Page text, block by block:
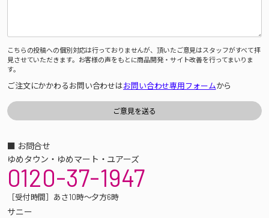
こちらの投稿への個別対応は行っておりませんが、頂いたご意見はスタッフがすべて拝
見させていただきます。お客様の声をもとに商品開発・サイト改善を行ってまいりま
す。
ご注文にかかわるお問い合わせはお問い合わせ専用フォームから
■ お問合せ
ゆめタウン・ゆめマート・ユアーズ
0120-37-1947
［受付時間］あさ10時～夕方6時
サニー